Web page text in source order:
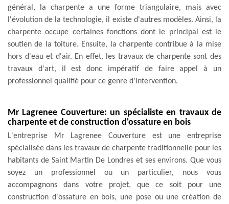
général, la charpente a une forme triangulaire, mais avec
l'évolution de la technologie, il existe d'autres modèles. Ainsi, la
charpente occupe certaines fonctions dont le principal est le
soutien de la toiture. Ensuite, la charpente contribue à la mise
hors d'eau et d'air. En effet, les travaux de charpente sont des
travaux d'art, il est donc impératif de faire appel à un
professionnel qualifié pour ce genre d'intervention.
Mr Lagrenee Couverture: un spécialiste en travaux de
charpente et de construction d'ossature en bois
L'entreprise Mr Lagrenee Couverture est une entreprise
spécialisée dans les travaux de charpente traditionnelle pour les
habitants de Saint Martin De Londres et ses environs. Que vous
soyez un professionnel ou un particulier, nous vous
accompagnons dans votre projet, que ce soit pour une
construction d'ossature en bois, une pose ou une création de